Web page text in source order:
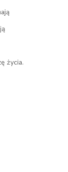
życia.